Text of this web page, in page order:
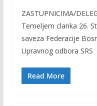
e
b
o
o
k
itt
er
ai
l
ZASTUPNICIMA/
Temeljem clanka 26.
saveza Federacije
Upravnog odbora SRS
Read More